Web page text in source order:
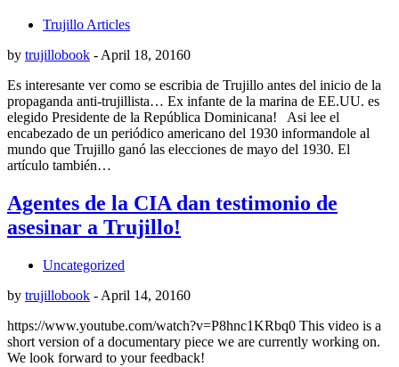
Trujillo Articles
by trujillobook - April 18, 20160
Es interesante ver como se escribia de Trujillo antes del inicio de la
propaganda anti-trujillista… Ex infante de la marina de EE.UU. es
elegido Presidente de la República Dominicana! Asi lee el
encabezado de un periódico americano del 1930 informandole al
mundo que Trujillo ganó las elecciones de mayo del 1930. El
artículo también…
Agentes de la CIA dan testimonio de
asesinar a Trujillo!
Uncategorized
by trujillobook - April 14, 20160
https://www.youtube.com/watch?v=P8hnc1KRbq0 This video is a
short version of a documentary piece we are currently working on.
We look forward to your feedback!